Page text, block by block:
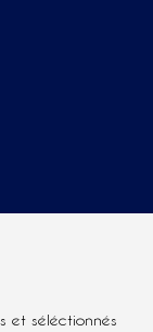
et séléctionnés